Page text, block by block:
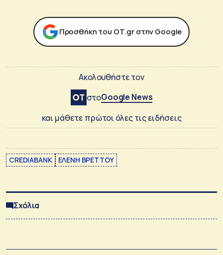
Προσθήκη του ΟΤ.gr στην Google
Ακολουθήστε τον
στοGoogle News
και μάθετε πρώτοι όλες τις ειδήσεις
CREDIABANK ΕΛΕΝΗ ΒΡΕΤΤΟΥ
Σχόλια